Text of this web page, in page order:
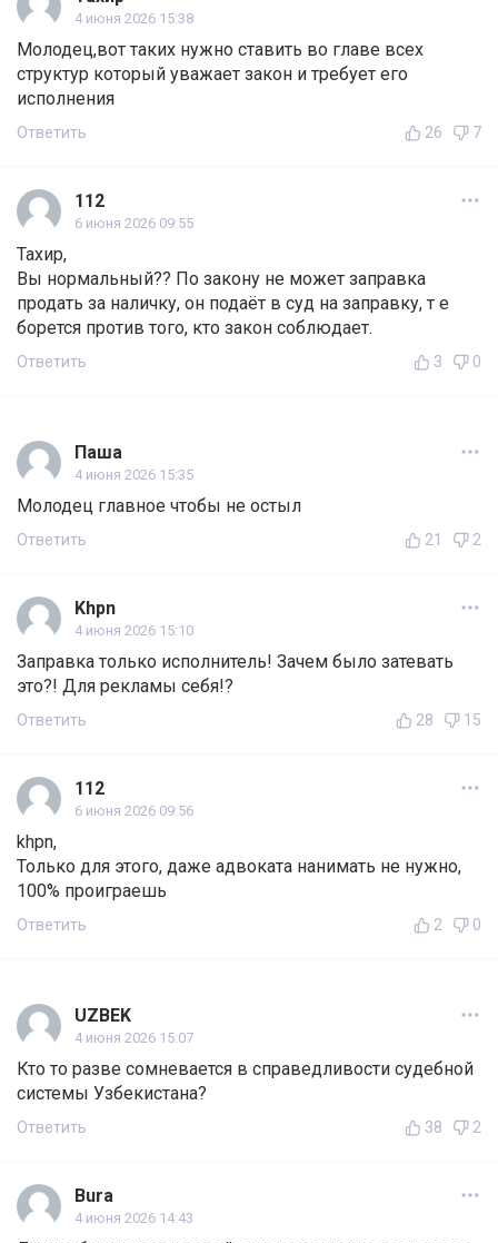
4 июня 2026 15:38
Молодец,вот таких нужно ставить во главе всех
структур который уважает закон и требует его
исполнения
Ответить 26 7
112
6 июня 2026 09:55
Тахир,
Вы нормальный?? По закону не может заправка
продать за наличку, он подаёт в суд на заправку, т е
борется против того, кто закон соблюдает.
Ответить 3 0
Паша
4 июня 2026 15:35
Молодец главное чтобы не остыл
Ответить 21 2
Khpn
4 июня 2026 15:10
Заправка только исполнитель! Зачем было затевать
это?! Для рекламы себя!?
Ответить 28 15
112
6 июня 2026 09:56
khpn,
Только для этого, даже адвоката нанимать не нужно,
100% проиграешь
Ответить 2 0
UZBEK
4 июня 2026 15:07
Кто то разве сомневается в справедливости судебной
системы Узбекистана?
Ответить 38 2
Bura
4 июня 2026 14:43